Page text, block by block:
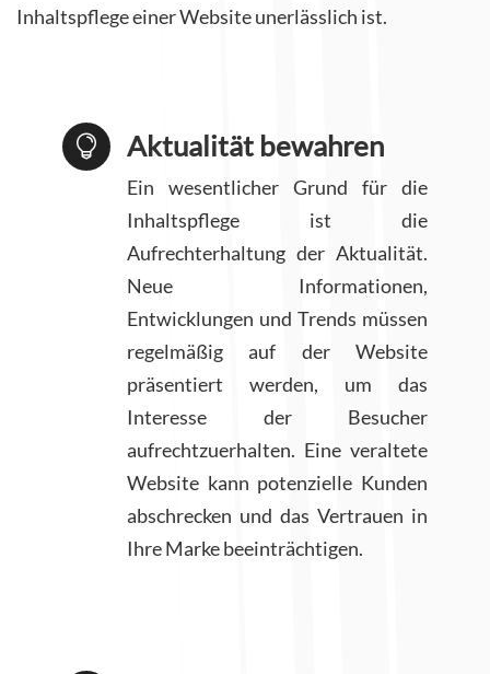
Inhaltspflege einer Website unerlässlich ist.
 Aktualität bewahren
Ein wesentlicher Grund für die
Inhaltspflege ist die
Aufrechterhaltung der Aktualität.
Neue Informationen,
Entwicklungen und Trends müssen
regelmäßig auf der Website
präsentiert werden, um das
Interesse der Besucher
aufrechtzuerhalten. Eine veraltete
Website kann potenzielle Kunden
abschrecken und das Vertrauen in
Ihre Marke beeinträchtigen.